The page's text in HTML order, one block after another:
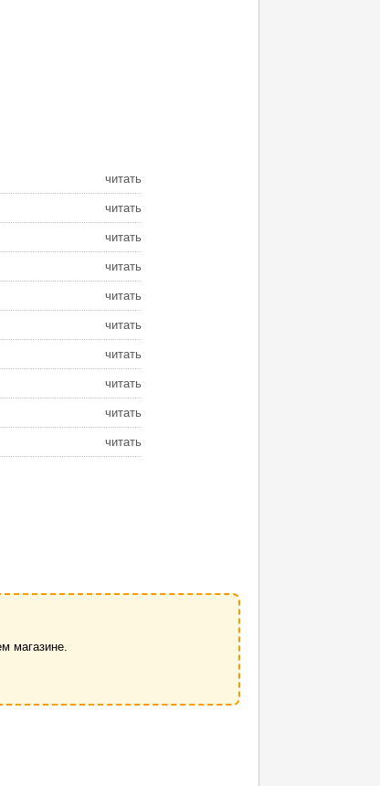
читать
читать
читать
читать
читать
читать
читать
читать
читать
читать
магазине.